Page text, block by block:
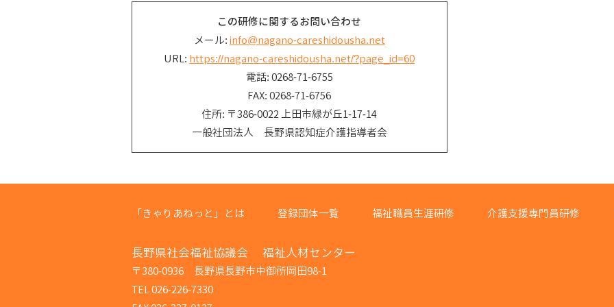
この研修に関するお問い合わせ
メール:info@nagano-careshidousha.net
URL: https://nagano-careshidousha.net/?page_id=60
電話: 0268-71-6755
FAX: 0268-71-6756
住所: 〒386-0022 上田市緑が丘1-17-14
一般社団法人 長野県認知症介護指導者会
「きゃりあねっと」とは 登録団体一覧 福祉職員生涯研修 介護支援専門員研修
長野県社会福祉協議会 福祉人材センター
〒380-0936 長野県長野市中御所岡田98-1
TEL 026-226-7330